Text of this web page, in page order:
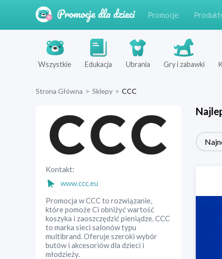
Promocje
Wszystkie Edukacja Ubrania Gry i zabawki
Strona Główna > Sklepy > CCC
Kontakt:
www.ccc.eu
Promocja w CCC to rozwiązanie,
które pomoże Ci obniżyć wartość
koszyka i zaoszczędzić pieniądze. CCC
to marka sieci salonów typu
multibrand. Oferuje szeroki wybór
butów i akcesoriów dla dzieci i
młodzieży.